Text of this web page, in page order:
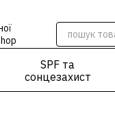
SPF та
сонцезахист